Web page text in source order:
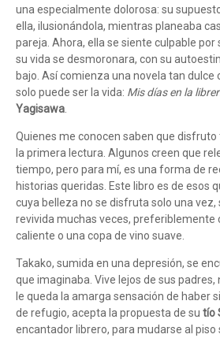
una especialmente dolorosa: su
ella, ilusionándola, mientras planeaba
pareja. Ahora, ella se siente culpable por
su vida se desmoronara, con su
bajo. Así comienza una novela tan dulce
solo puede ser la vida: Mis días en la
Yagisawa
Quienes me conocen saben que disfruto
la primera lectura. Algunos creen que
tiempo, pero para mí, es una forma de
historias queridas. Este libro es de esos
cuya belleza no se disfruta solo una
revivida muchas veces, preferiblemente
caliente o una copa de vino suave.
Takako, sumida en una depresión, se
que imaginaba. Vive lejos de sus padres,
le queda la amarga sensación de haber
de refugio, acepta la propuesta de su tío
encantador librero, para mudarse al piso